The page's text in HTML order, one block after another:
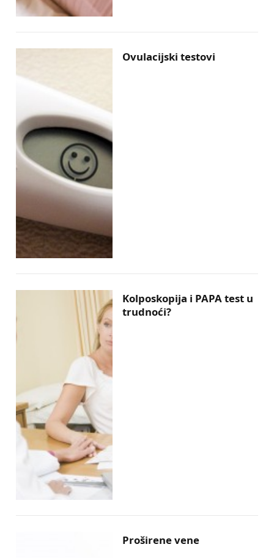
Ovulacijski testovi
Kolposkopija i PAPA test u
trudnoći?
Proširene vene